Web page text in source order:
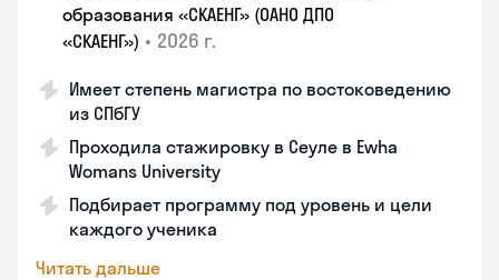
образования «СКАЕНГ» (ОАНО ДПО
«СКАЕНГ») • 2026 г.
Имеет степень магистра по востоковедению
из СПбГУ
Проходила стажировку в Сеуле в Ewha
Womans University
Подбирает программу под уровень и цели
каждого ученика
Читать дальше